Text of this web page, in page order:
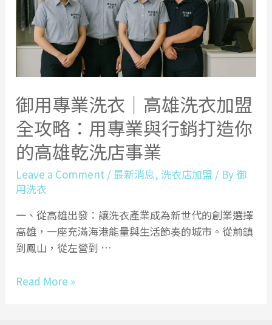
御用專業洗衣｜高雄洗衣加盟
全攻略：用專業與行銷打造你
的高雄乾洗店事業
Leave a Comment / 最新消息,洗衣店加盟 / By御
用洗衣
一、從高雄出發：讓洗衣產業成為新世代的創業選擇
高雄，一座充滿海港能量與生活節奏的城市。從前鎮
到鳳山，從左營到 …
御
Read More »